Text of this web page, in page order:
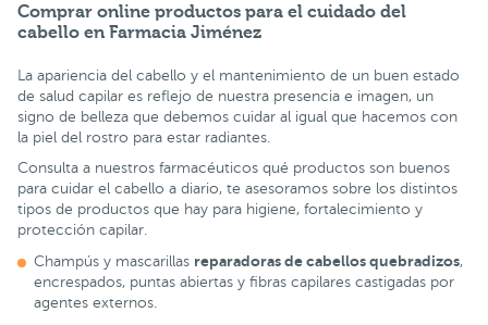
Comprar online productos para el cuidado del
cabello en Farmacia Jiménez
La apariencia del cabello y el mantenimiento de un buen estado
de salud capilar es reflejo de nuestra presencia e imagen, un
signo de belleza que debemos cuidar al igual que hacemos con
la piel del rostro para estar radiantes.
Consulta a nuestros farmacéuticos qué productos son buenos
para cuidar el cabello a diario, te asesoramos sobre los distintos
tipos de productos que hay para higiene, fortalecimiento y
protección capilar.
Champús y mascarillas reparadoras de cabellos quebradizos,
encrespados, puntas abiertas y fibras capilares castigadas por
agentes externos.